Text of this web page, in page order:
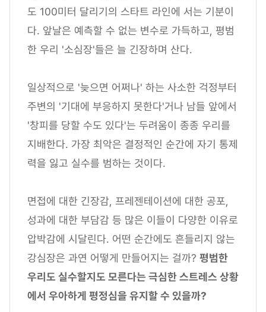
도 100미터 달리기의 스타트 라인에 서는 기분이
다. 앞날은 예측할 수 없는 변수로 가득하고, 평범
한 우리 '소심장'들은 늘 긴장하며 산다.
일상적으로 '늦으면 어쩌나' 하는 사소한 걱정부터
주변의 '기대에 부응하지 못한다'거나 남들 앞에서
'창피를 당할 수도 있다'는 두려움이 종종 우리를
지배한다. 가장 최악은 결정적인 순간에 자기 통제
력을 잃고 실수를 범하는 것이다.
면접에 대한 긴장감, 프레젠테이션에 대한 공포,
성과에 대한 부담감 등 많은 이들이 다양한 이유로
압박감에 시달린다. 어떤 순간에도 흔들리지 않는
강심장은 과연 어떻게 만들어지는 걸까? 평범한
우리도 실수할지도 모른다는 극심한 스트레스 상황
에서 우아하게 평정심을 유지할 수 있을까?